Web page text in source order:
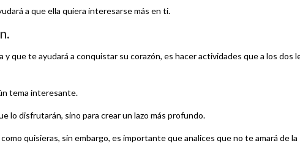
a que ella quiera interesarse más en ti.
que te ayudará a conquistar su corazón, es hacer actividades que a los dos
tema interesante.
lo disfrutarán, sino para crear un lazo más profundo.
quisieras, sin embargo, es importante que analices que no te amará de la